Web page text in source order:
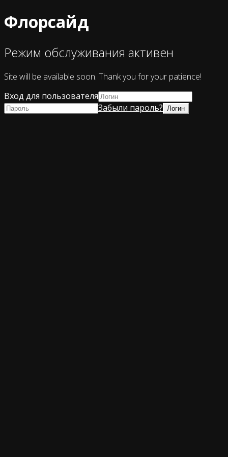
Флорсайд
Режим обслуживания активен
Site will be available soon. Thank you for your patience!
Вход для пользователя
Забыли пароль?